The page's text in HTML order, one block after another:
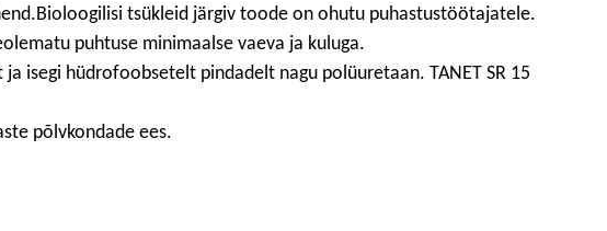
tsükleid järgiv toode on ohutu puhastustöötajatele.
puhtuse minimaalse vaeva ja kuluga.
isegi hüdrofoobsetelt pindadelt nagu polüuretaan. TANET SR 15
põlvkondade ees.